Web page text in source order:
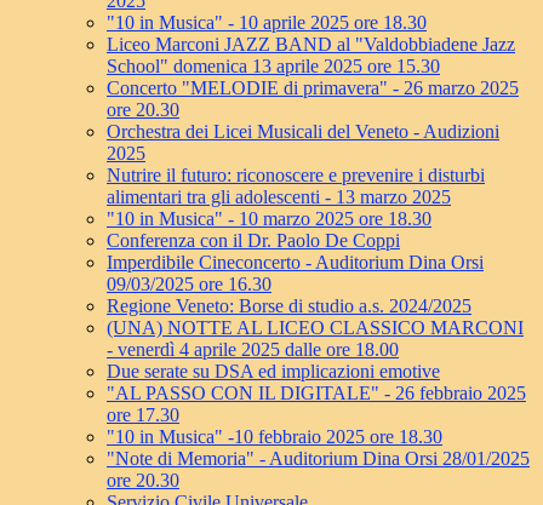
"10 in Musica" - 10 aprile 2025 ore 18.30
Liceo Marconi JAZZ BAND al "Valdobbiadene Jazz
School" domenica 13 aprile 2025 ore 15.30
Concerto "MELODIE di primavera" - 26 marzo 2025
ore 20.30
Orchestra dei Licei Musicali del Veneto - Audizioni
2025
Nutrire il futuro: riconoscere e prevenire i disturbi
alimentari tra gli adolescenti - 13 marzo 2025
"10 in Musica" - 10 marzo 2025 ore 18.30
Conferenza con il Dr. Paolo De Coppi
Imperdibile Cineconcerto - Auditorium Dina Orsi
09/03/2025 ore 16.30
Regione Veneto: Borse di studio a.s. 2024/2025
(UNA) NOTTE AL LICEO CLASSICO MARCONI
- venerdì 4 aprile 2025 dalle ore 18.00
Due serate su DSA ed implicazioni emotive
"AL PASSO CON IL DIGITALE" - 26 febbraio 2025
ore 17.30
"10 in Musica" -10 febbraio 2025 ore 18.30
"Note di Memoria" - Auditorium Dina Orsi 28/01/2025
ore 20.30